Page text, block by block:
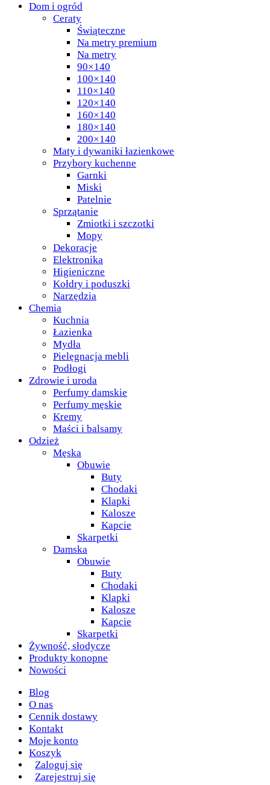
Dom i ogród
Ceraty
Świąteczne
Na metry premium
Na metry
90×140
100×140
110×140
120×140
160×140
180×140
200×140
Maty i dywaniki łazienkowe
Przybory kuchenne
Garnki
Miski
Patelnie
Sprzątanie
Zmiotki i szczotki
Mopy
Dekoracje
Elektronika
Higieniczne
Kołdry i poduszki
Narzędzia
Chemia
Kuchnia
Łazienka
Mydła
Pielęgnacja mebli
Podłogi
Zdrowie i uroda
Perfumy damskie
Perfumy męskie
Kremy
Maści i balsamy
Odzież
Męska
Obuwie
Buty
Chodaki
Klapki
Kalosze
Kapcie
Skarpetki
Damska
Obuwie
Buty
Chodaki
Klapki
Kalosze
Kapcie
Skarpetki
Żywność, słodycze
Produkty konopne
Nowości
Blog
O nas
Cennik dostawy
Kontakt
Moje konto
Koszyk
Zaloguj się
Zarejestruj się